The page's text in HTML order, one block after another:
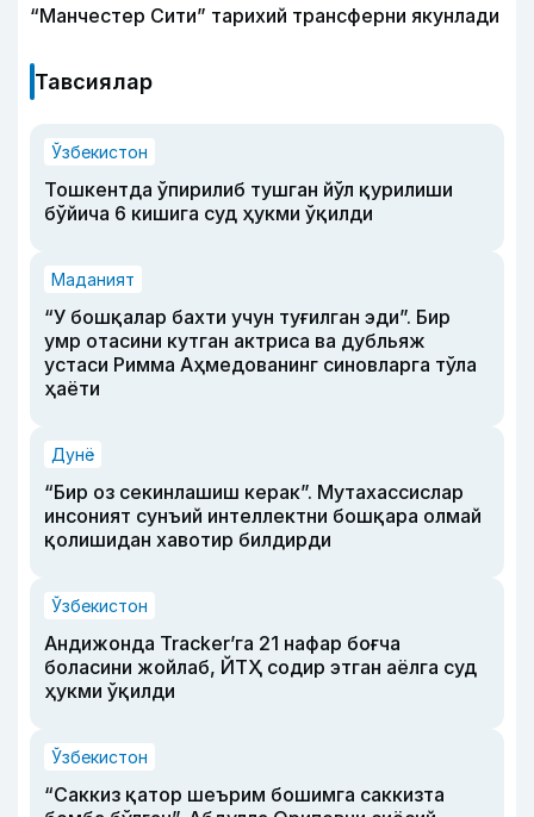
“Манчестер Сити” тарихий трансферни якунлади
Тавсиялар
Ўзбекистон
Тошкентда ўпирилиб тушган йўл қурилиши
бўйича 6 кишига суд ҳукми ўқилди
Маданият
“У бошқалар бахти учун туғилган эди”. Бир
умр отасини кутган актриса ва дубльяж
устаси Римма Аҳмедованинг синовларга тўла
ҳаёти
Дунё
“Бир оз секинлашиш керак”. Мутахассислар
инсоният сунъий интеллектни бошқара олмай
қолишидан хавотир билдирди
Ўзбекистон
Андижонда Tracker’га 21 нафар боғча
боласини жойлаб, ЙТҲ содир этган аёлга суд
ҳукми ўқилди
Ўзбекистон
“Саккиз қатор шеърим бошимга саккизта